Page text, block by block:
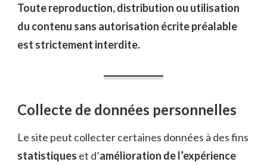
Toute reproduction, distribution ou utilisation
du contenu sans autorisation écrite préalable
est strictement interdite.
Collecte de données personnelles
Le site peut collecter certaines données à des fins
statistiques et d’amélioration de l’expérience